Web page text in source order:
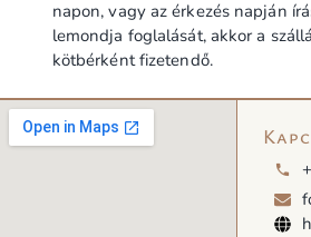
napon, vagy az érkezés napján
lemondja foglalását, akkor a
kötbérként fizetendő.